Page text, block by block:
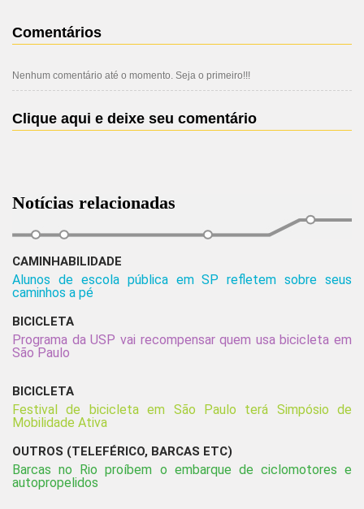
Comentários
Nenhum comentário até o momento. Seja o primeiro!!!
Clique aqui e deixe seu comentário
Notícias relacionadas
CAMINHABILIDADE
Alunos de escola pública em SP refletem sobre seus
caminhos a pé
BICICLETA
Programa da USP vai recompensar quem usa bicicleta em
São Paulo
BICICLETA
Festival de bicicleta em São Paulo terá Simpósio de
Mobilidade Ativa
OUTROS (TELEFÉRICO, BARCAS ETC)
Barcas no Rio proíbem o embarque de ciclomotores e
autopropelidos